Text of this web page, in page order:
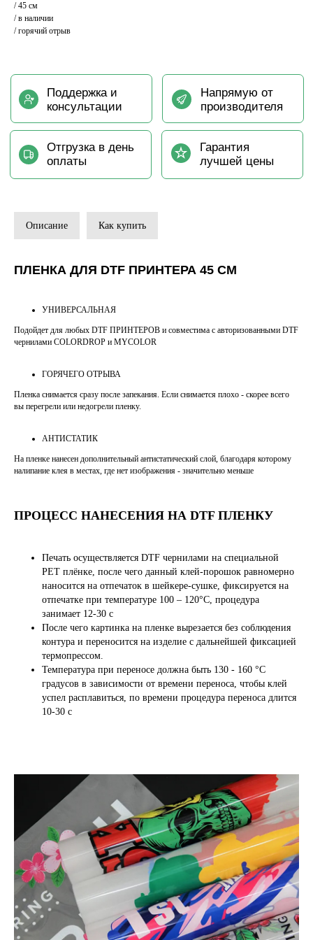
/ 45 см
/ в наличии
/ горячий отрыв
Описание Как купить
ПЛЕНКА ДЛЯ DTF ПРИНТЕРА 45 СМ
УНИВЕРСАЛЬНАЯ
Подойдет для любых DTF ПРИНТЕРОВ и совместима с авторизованными DTF
чернилами COLORDROP и MYCOLOR
ГОРЯЧЕГО ОТРЫВА
Пленка снимается сразу после запекания. Если снимается плохо - скорее всего
вы перегрели или недогрели пленку.
АНТИСТАТИК
На пленке нанесен дополнительный антистатический слой, благодаря которому
налипание клея в местах, где нет изображения - значительно меньше
ПРОЦЕСС НАНЕСЕНИЯ НА DTF ПЛЕНКУ
Печать осуществляется DTF чернилами на специальной
PET плёнке, после чего данный клей-порошок равномерно
наносится на отпечаток в шейкере-сушке, фиксируется на
отпечатке при температуре 100 – 120°C, процедура
занимает 12-30 с
После чего картинка на пленке вырезается без соблюдения
контура и переносится на изделие с дальнейшей фиксацией
термопрессом.
Температура при переносе должна быть 130 - 160 °C
градусов в зависимости от времени переноса, чтобы клей
успел расплавиться, по времени процедура переноса длится
10-30 с